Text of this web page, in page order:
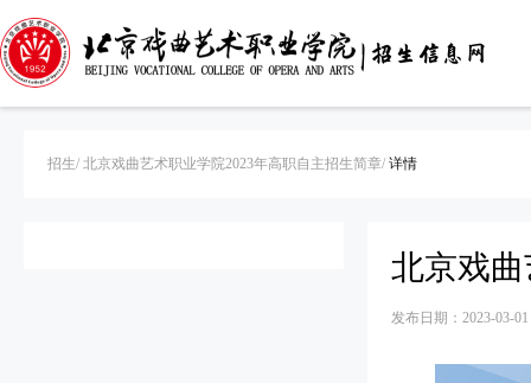
招生/ 北京戏曲艺术职业学院2023年高职自主招生简章/ 详情
北京戏
发布日期：2023-03-01